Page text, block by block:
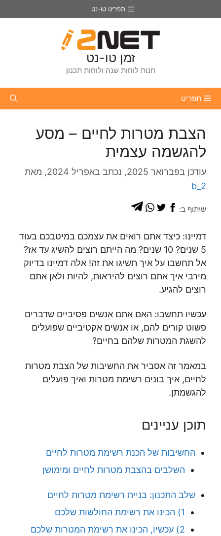
לתוכן
תפריט טו-נט
זמן טו-נט
חנות לוחות שנה ולוחות תכנון
תפריט
הצבת מטרות לחיים – מסע
להגשמה עצמית
פברואר 2025 אפריל 2024
מאת
b_2
שיתוף ב:
דמיינו: כיצד אתם רואים את עצמכם במיטבכם בעוד
5 שנים? 10 שנים? מה הייתם רוצים להשיג עד אז?
אל תחשבו על איך תשיגו את זה! אלה דמיינו בדיוק
מירבי איך אתם רוצים להיראות, להיות ולאן אתם
רוצים להגיע.
עכשיו תחשבו: האם אתם אנשים פסיביים שדברים
פשוט קורים להם, או אנשים אקטיביים שפועלים
להשגת המטרות שלהם בחיים?
במאמר זה אסביר את החשיבות של הצבת מטרות
לחיים, איך בונים רשימת מטרות ואיך פועלים
להגשמתן.
תוכן עניינים
החשיבות של הכנת רשימת מטרות לחיים
השלבים בהצבת מטרות לחיים ומימושן
שלב התכנון: בניית רשימת מטרות לחיים
1) הכינו את רשימת החולשות שלכם
2) עכשיו, הכינו את רשימת המטרות שלכם